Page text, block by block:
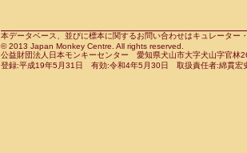
CercopithecidaePapio anubis(0)
CercopithecidaePapio cynocephalus
CercopithecidaePapio hamadryas(0)
CebidaeSaguinus leucopus(0)
CebidaeSaguinus midas(0)
Cebidae Saguinus mystax(0)
本データベース、並びに標本に関するお問い合わせはキュレータ
© 2013 Japan Monkey Centre. All rights reserved.
公益財団法人日本モンキーセンター 愛知県犬山市大字犬山字官
登録:平成19年5月31日 有効:令和4年5月30日 取扱責任者:綿貫宏